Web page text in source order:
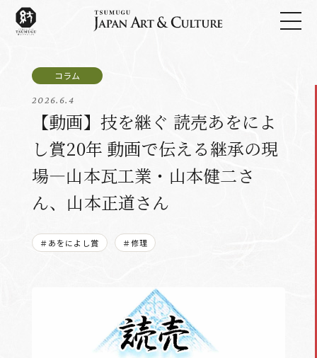
2026.6.4
【動画】技を継ぐ 読売あをによ
し賞20年 動画で伝える継承の現
場―山本瓦工業・山本健二さ
ん、山本正道さん
＃あをによし賞 ＃修理